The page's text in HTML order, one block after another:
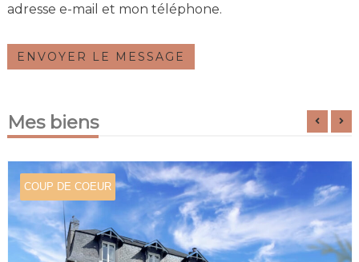
adresse e-mail et mon téléphone.
ENVOYER LE MESSAGE
Mes biens
COUP DE COEUR